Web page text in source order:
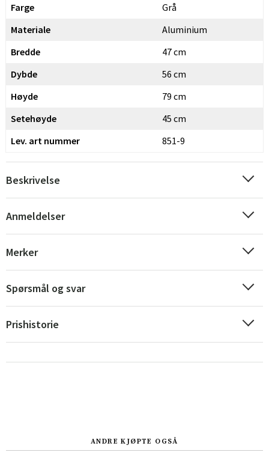
Sverige
Danmark
Norge
Farge
Grå
Materiale
Aluminium
Bredde
47 cm
Dybde
56 cm
Høyde
79 cm
Setehøyde
45 cm
Lev. art nummer
851-9
Beskrivelse
Anmeldelser
Merker
Spørsmål og svar
Prishistorie
ANDRE KJØPTE OGSÅ